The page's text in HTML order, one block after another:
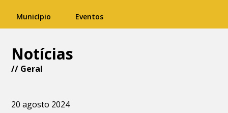
Município Eventos
Notícias
// Geral
20 agosto 2024